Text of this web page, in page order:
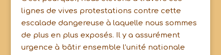
lignes de vives protestations contre cette
escalade dangereuse à laquelle nous sommes
de plus en plus exposés. Il y a assurément
urgence à bâtir ensemble l’unité nationale